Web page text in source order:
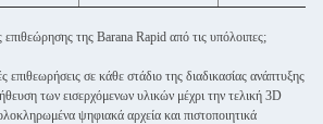
επιθεώρησης της Barana Rapid από τις υπόλοιπες;
σε κάθε στάδιο της διαδικασίας ανάπτυξης
των εισερχόμενων υλικών μέχρι την τελική 3D
ψηφιακά αρχεία και πιστοποιητικά